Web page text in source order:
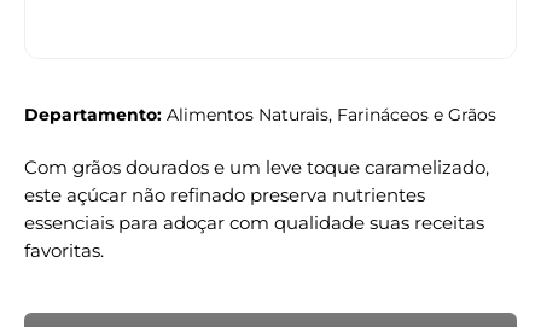
Departamento: Alimentos Naturais, Farináceos e Grãos
Com grãos dourados e um leve toque caramelizado,
este açúcar não refinado preserva nutrientes
essenciais para adoçar com qualidade suas receitas
favoritas.